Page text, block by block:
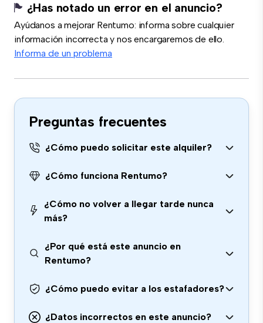
¿Has notado un error en el anuncio?
Ayúdanos a mejorar Rentumo: informa sobre cualquier
información incorrecta y nos encargaremos de ello.
Informa de un problema
Preguntas frecuentes
¿Cómo puedo solicitar este alquiler?
¿Cómo funciona Rentumo?
¿Cómo no volver a llegar tarde nunca
más?
¿Por qué está este anuncio en
Rentumo?
¿Cómo puedo evitar a los estafadores?
¿Datos incorrectos en este anuncio?